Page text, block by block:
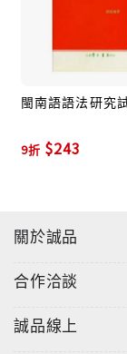
閩南語語法研究
9折 $243
關於誠品
合作洽談
誠品線上